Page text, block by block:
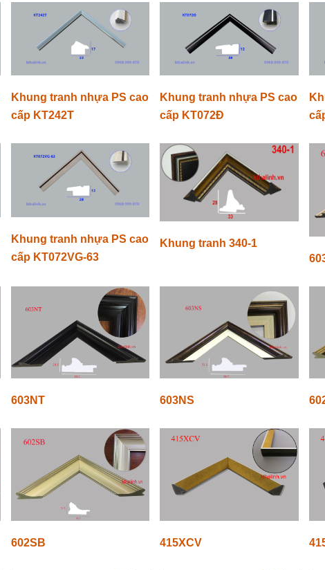
Khung tranh nhựa PS cao
cấp KT242T
Khung tranh nhựa PS cao
cấp KT072Đ
Khung tranh nhựa PS cao
cấp KT072VG-63
Khung tranh 340-1
603NT 603NS
602SB 415XCV